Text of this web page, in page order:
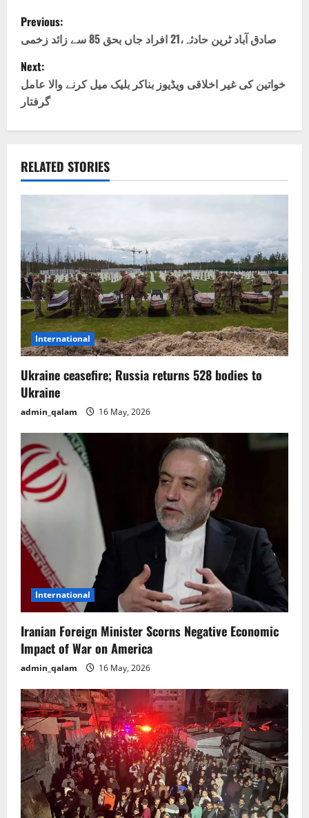
P
o
s
t
n
a
v
g
a
t
i
o
n
Previous:
صادق آباد ٹرین حادثہ،21 افراد جاں بحق 85 سے زائد زخمی
Next:
خواتین کی غیر اخلاقی ویڈیوز بناکر بلیک میل کرنے والا عامل
گرفتار
RELATED STORIES
International
Ukraine ceasefire; Russia returns 528 bodies to
Ukraine
admin_qalam 16 May, 2026
International
Iranian Foreign Minister Scorns Negative Economic
Impact of War on America
admin_qalam 16 May, 2026